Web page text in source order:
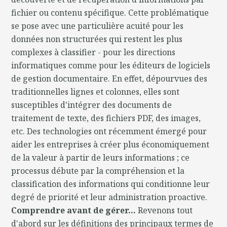
fichier ou contenu spécifique. Cette problématique
se pose avec une particulière acuité pour les
données non structurées qui restent les plus
complexes à classifier - pour les directions
informatiques comme pour les éditeurs de logiciels
de gestion documentaire. En effet, dépourvues des
traditionnelles lignes et colonnes, elles sont
susceptibles d'intégrer des documents de
traitement de texte, des fichiers PDF, des images,
etc. Des technologies ont récemment émergé pour
aider les entreprises à créer plus économiquement
de la valeur à partir de leurs informations ; ce
processus débute par la compréhension et la
classification des informations qui conditionne leur
degré de priorité et leur administration proactive.
Comprendre avant de gérer... Revenons tout
d'abord sur les définitions des principaux termes de